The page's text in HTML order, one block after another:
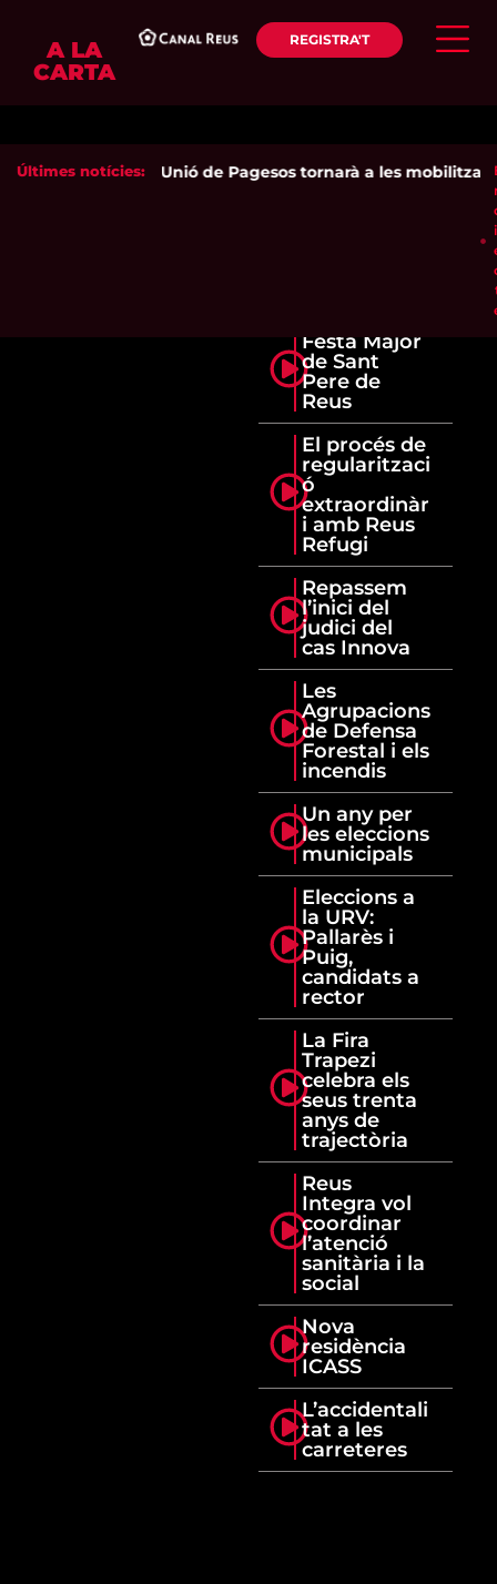
A LA
CARTA
REGISTRA'T
Últimes notícies: Unió de Pagesos tornarà a les
Festa Major
de Sant
Pere de
Reus
El procés de
regularitzaci
ó
extraordinàr
i amb Reus
Refugi
Repassem
l’inici del
judici del
cas Innova
Les
Agrupacions
de Defensa
Forestal i els
incendis
Un any per
les eleccions
municipals
Eleccions a
la URV:
Pallarès i
Puig,
candidats a
rector
La Fira
Trapezi
celebra els
seus trenta
anys de
trajectòria
Reus
Integra vol
coordinar
l’atenció
sanitària i la
social
Nova
residència
ICASS
L’accidentali
tat a les
carreteres